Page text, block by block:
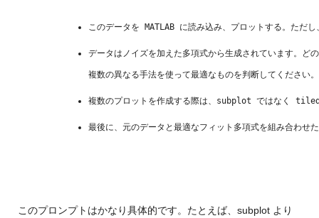
このデータを MATLAB に読み込み、プロットする。ただ
データはノイズを加えた多項式から生成されています。ど
複数の異なる手法を使って最適なものを判断してください。
複数のプロットを作成する際は、subplot ではなく
最後に、元のデータと最適なフィット多項式を組み合わせ
このプロンプトはかなり具体的です。たとえば、subplot より